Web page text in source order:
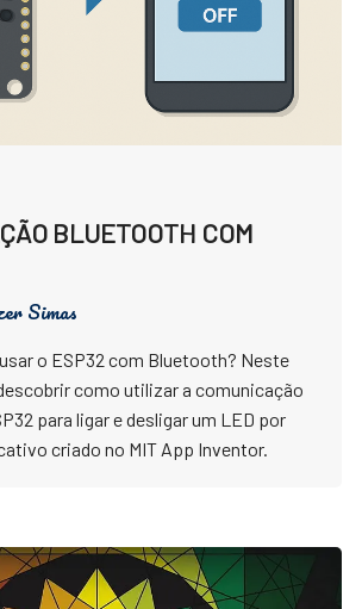
BLUETOOTH COM
Simas
o ESP32 com Bluetooth? Neste
como utilizar a comunicação
para ligar e desligar um LED por
criado no MIT App Inventor.